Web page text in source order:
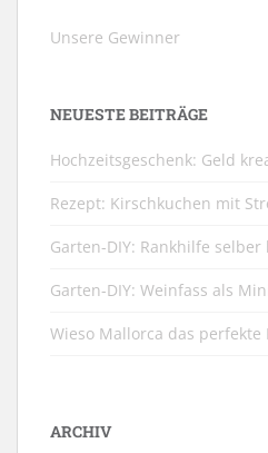
Unsere Gewinner
NEUESTE BEITRÄGE
Hochzeitsgeschenk: Geld
Rezept: Kirschkuchen mit
Garten-DIY: Rankhilfe selber
Garten-DIY: Weinfass als
Wieso Mallorca das
ARCHIV